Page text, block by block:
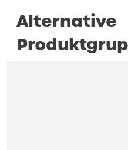
Alternative